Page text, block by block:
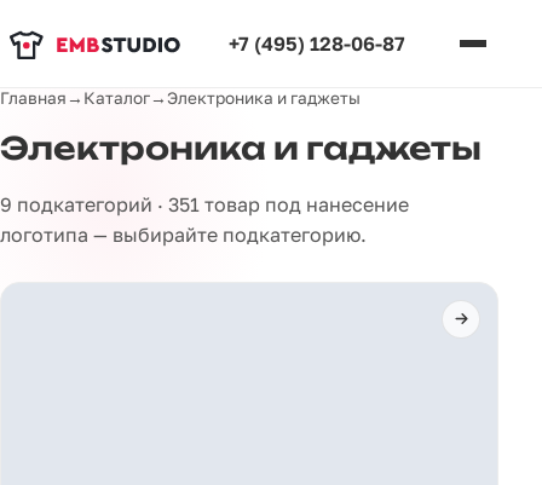
+7 (495) 128-06-87
Главная→ Каталог→Электроника и гаджеты
Электроника и гаджеты
9 подкатегорий · 351 товар под нанесение
логотипа — выбирайте подкатегорию.